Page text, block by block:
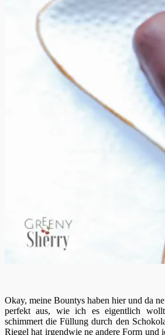
Okay, meine Bountys haben hier und da
perfekt aus, wie ich es eigentlich
schimmert die Füllung durch den
Riegel hat irgendwie ne andere Form und